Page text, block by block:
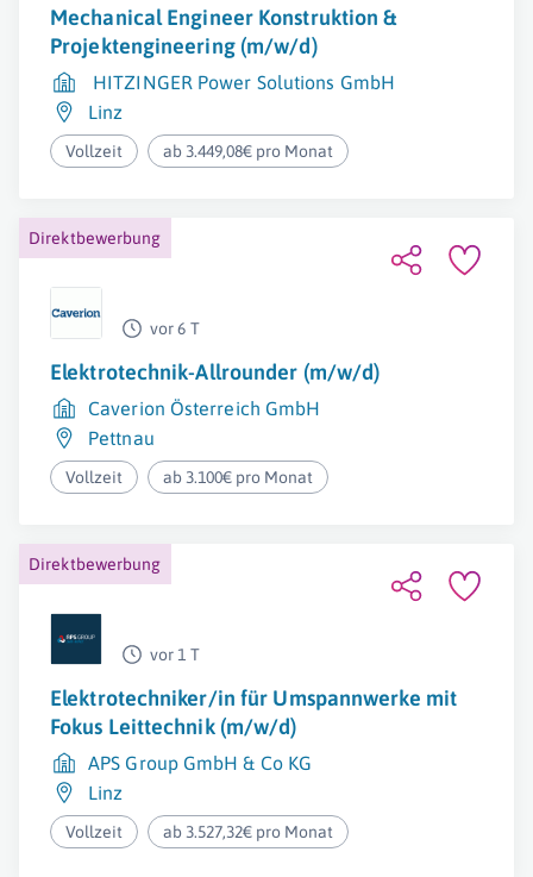
Mechanical Engineer Konstruktion &
Projektengineering (m/w/d)
HITZINGER Power Solutions GmbH
Linz
Vollzeit ab 3.449,08€ pro Monat
Direktbewerbung
vor 6 T
Elektrotechnik-Allrounder (m/w/d)
Caverion Österreich GmbH
Pettnau
Vollzeit ab 3.100€ pro Monat
Direktbewerbung
vor 1 T
Elektrotechniker/in für Umspannwerke mit
Fokus Leittechnik (m/w/d)
APS Group GmbH & Co KG
Linz
Vollzeit ab 3.527,32€ pro Monat